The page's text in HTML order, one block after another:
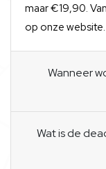
maar €19,90.
op onze website.
Wanneer
Wat is de